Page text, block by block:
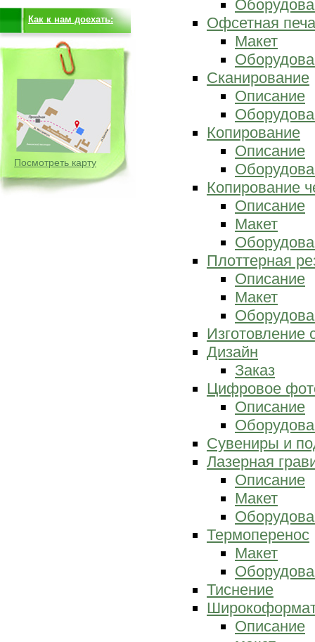
Как к нам доехать:
Посмотреть карту
Офсетная
Макет
Сканирование
Описание
Копирование
Описание
Копирование
Описание
Макет
Плоттерная
Описание
Макет
Изготовление
Дизайн
Заказ
Цифровое
Описание
Сувениры и
Лазерная
Описание
Макет
Термоперенос
Макет
Тиснение
Описание